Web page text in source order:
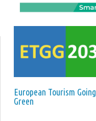
European Tourism Going
Green